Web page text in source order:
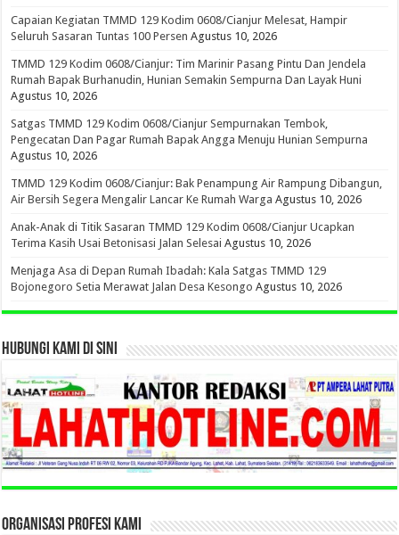
Capaian Kegiatan TMMD 129 Kodim 0608/Cianjur Melesat, Hampir
Seluruh Sasaran Tuntas 100 Persen Agustus 10, 2026
TMMD 129 Kodim 0608/Cianjur: Tim Marinir Pasang Pintu Dan Jendela
Rumah Bapak Burhanudin, Hunian Semakin Sempurna Dan Layak Huni
Agustus 10, 2026
Satgas TMMD 129 Kodim 0608/Cianjur Sempurnakan Tembok,
Pengecatan Dan Pagar Rumah Bapak Angga Menuju Hunian Sempurna
Agustus 10, 2026
TMMD 129 Kodim 0608/Cianjur: Bak Penampung Air Rampung Dibangun,
Air Bersih Segera Mengalir Lancar Ke Rumah Warga Agustus 10, 2026
Anak-Anak di Titik Sasaran TMMD 129 Kodim 0608/Cianjur Ucapkan
Terima Kasih Usai Betonisasi Jalan Selesai Agustus 10, 2026
Menjaga Asa di Depan Rumah Ibadah: Kala Satgas TMMD 129
Bojonegoro Setia Merawat Jalan Desa Kesongo Agustus 10, 2026
HUBUNGI KAMI DI SINI
ORGANISASI PROFESI KAMI